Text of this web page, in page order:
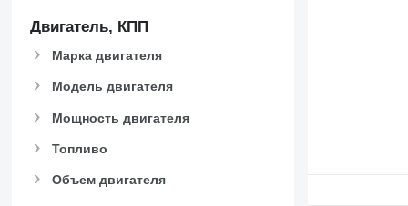
Двигатель, КПП
Марка двигателя
Модель двигателя
Мощность двигателя
Топливо
Объем двигателя